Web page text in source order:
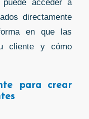
directamente
en que las
cliente y cómo
para crear